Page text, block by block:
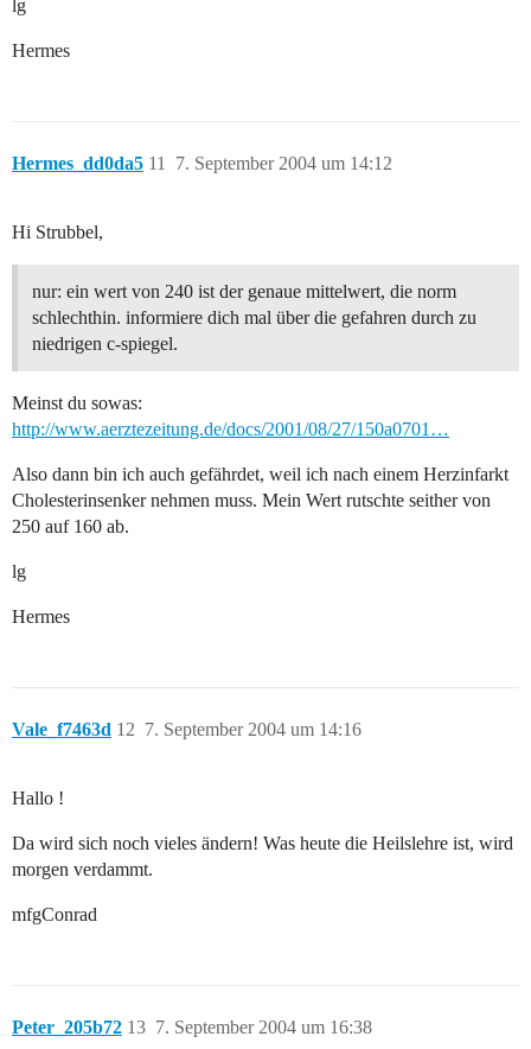
lg
Hermes
Hermes_dd0da5 7. September 2004 um 14:12
11
Hi Strubbel,
nur: ein wert von 240 ist der genaue mittelwert, die norm
schlechthin. informiere dich mal über die gefahren durch zu
niedrigen c-spiegel.
Meinst du sowas:
http://www.aerztezeitung.de/docs/2001/08/27/150a0701…
Also dann bin ich auch gefährdet, weil ich nach einem Herzinfarkt
Cholesterinsenker nehmen muss. Mein Wert rutschte seither von
250 auf 160 ab.
lg
Hermes
Vale_f7463d 7. September 2004 um 14:16
12
Hallo !
Da wird sich noch vieles ändern! Was heute die Heilslehre ist, wird
morgen verdammt.
mfgConrad
Peter_205b72 7. September 2004 um 16:38
13